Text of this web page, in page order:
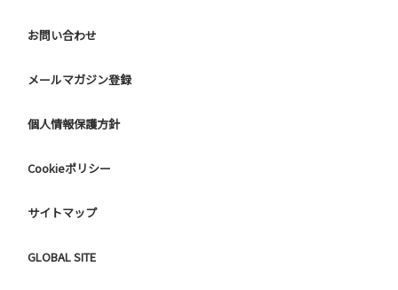
お問い合わせ
メールマガジン登録
個人情報保護方針
Cookieポリシー
サイトマップ
GLOBAL SITE